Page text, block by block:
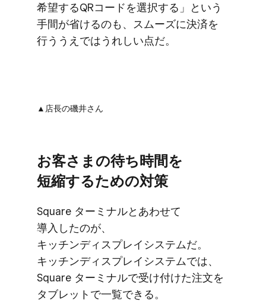
希望する​QRコードを​選択する」と​いう​
手間が​省けるのも、​スムーズに​決済を​
行ううえでは​うれしい​点だ。
▲店長の​磯井さん
お客さまの​待ち時間を​
短縮する​ための​対策
Square ターミナルと​あわせて​
導入したのが、​
キッチンディスプレイシステムだ。​
キッチンディスプレイシステムでは、​
Square ターミナルで​受け付けた​注文を​
タブレットで​一覧できる。